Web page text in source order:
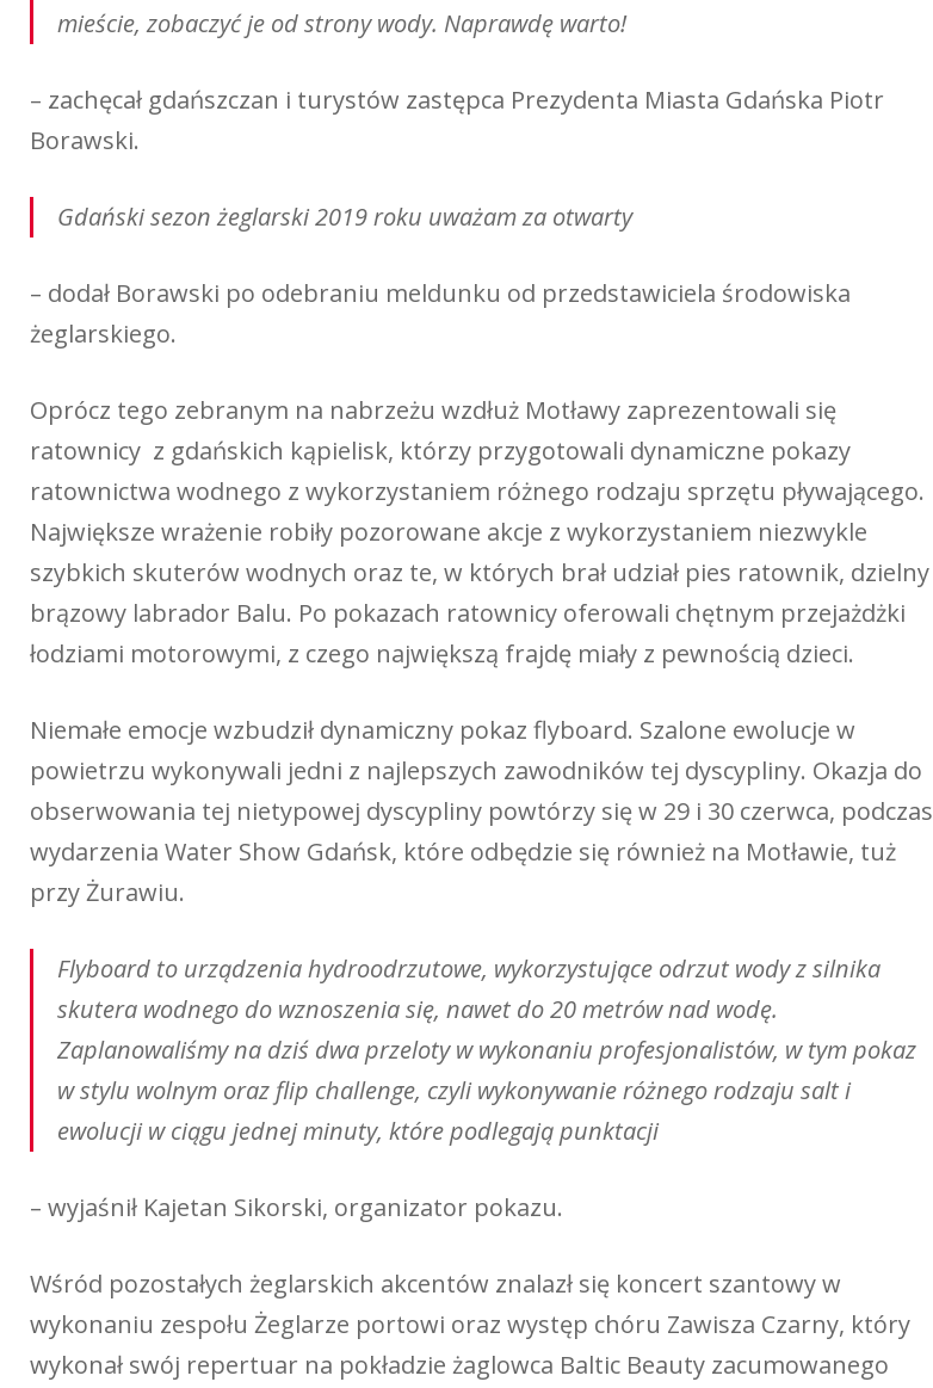
mieście, zobaczyć je od strony wody. Naprawdę warto!
– zachęcał gdańszczan i turystów zastępca Prezydenta Miasta Gdańska Piotr
Borawski.
Gdański sezon żeglarski 2019 roku uważam za otwarty
– dodał Borawski po odebraniu meldunku od przedstawiciela środowiska
żeglarskiego.
Oprócz tego zebranym na nabrzeżu wzdłuż Motławy zaprezentowali się
ratownicy z gdańskich kąpielisk, którzy przygotowali dynamiczne pokazy
ratownictwa wodnego z wykorzystaniem różnego rodzaju sprzętu pływającego.
Największe wrażenie robiły pozorowane akcje z wykorzystaniem niezwykle
szybkich skuterów wodnych oraz te, w których brał udział pies ratownik, dzielny
brązowy labrador Balu. Po pokazach ratownicy oferowali chętnym przejażdżki
łodziami motorowymi, z czego największą frajdę miały z pewnością dzieci.
Niemałe emocje wzbudził dynamiczny pokaz flyboard. Szalone ewolucje w
powietrzu wykonywali jedni z najlepszych zawodników tej dyscypliny. Okazja do
obserwowania tej nietypowej dyscypliny powtórzy się w 29 i 30 czerwca, podczas
wydarzenia Water Show Gdańsk, które odbędzie się również na Motławie, tuż
przy Żurawiu.
Flyboard to urządzenia hydroodrzutowe, wykorzystujące odrzut wody z silnika
skutera wodnego do wznoszenia się, nawet do 20 metrów nad wodę.
Zaplanowaliśmy na dziś dwa przeloty w wykonaniu profesjonalistów, w tym pokaz
w stylu wolnym oraz flip challenge, czyli wykonywanie różnego rodzaju salt i
ewolucji w ciągu jednej minuty, które podlegają punktacji
– wyjaśnił Kajetan Sikorski, organizator pokazu.
Wśród pozostałych żeglarskich akcentów znalazł się koncert szantowy w
wykonaniu zespołu Żeglarze portowi oraz występ chóru Zawisza Czarny, który
wykonał swój repertuar na pokładzie żaglowca Baltic Beauty zacumowanego